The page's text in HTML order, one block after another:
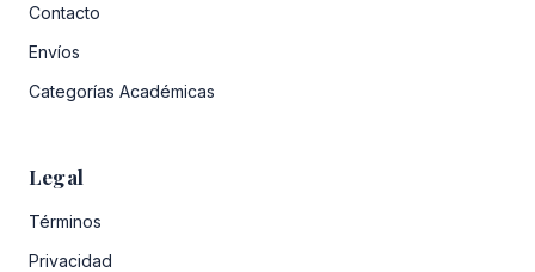
Contacto
Envíos
Categorías Académicas
Legal
Términos
Privacidad